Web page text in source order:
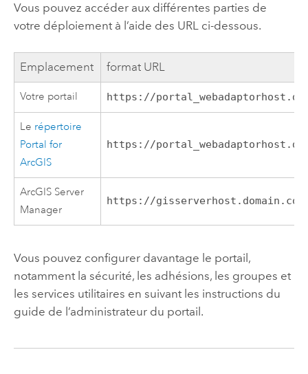
Vous pouvez accéder aux différentes parties de
votre déploiement à l’aide des URL ci-dessous.
Emplacement format URL
Votre portail https://
Le répertoire
Portal for
ArcGIS
https://
ArcGIS Server
Manager
https://
Vous pouvez configurer davantage le portail,
notamment la sécurité, les adhésions, les groupes et
les services utilitaires en suivant les instructions du
guide de l’administrateur du portail.